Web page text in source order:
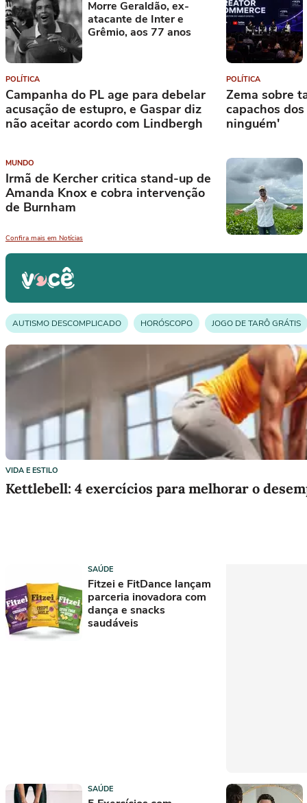
Morre Geraldão, ex-
atacante de Inter e
Grêmio, aos 77 anos
POLÍTICA
Campanha do PL age para debelar
acusação de estupro, e Gaspar diz
não aceitar acordo com Lindbergh
POLÍTICA
Zema sobre
capachos
ninguém'
MUNDO
Irmã de Kercher critica stand-up de
Amanda Knox e cobra intervenção
de Burnham
Confira mais em Notícias
AUTISMO DESCOMPLICADO HORÓSCOPO JOGO DE TARÔ GRÁTIS
AUTISMO AUTOCUIDADO SAÚDE SAÚDE MENTAL
PERSONARE
VIDA E ESTILO
Kettlebell: 4 exercícios para melhorar o
SAÚDE
Fitzei e FitDance lançam
parceria inovadora com
dança e snacks
saudáveis
SAÚDE